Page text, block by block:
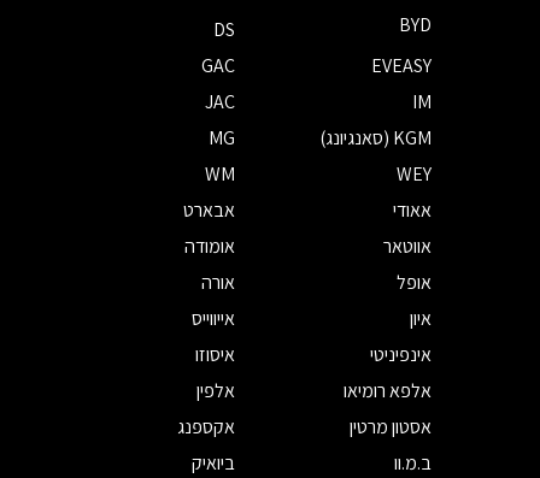
BYD
DS
EVEASY
GAC
IM
JAC
KGM (סאנגיונג)
MG
WEY
WM
אאודי
אבארט
אווטאר
אומודה
אופל
אורה
איון
אייווייס
אינפיניטי
איסוזו
אלפא רומיאו
אלפין
אסטון מרטין
אקספנג
ב.מ.וו
ביואיק